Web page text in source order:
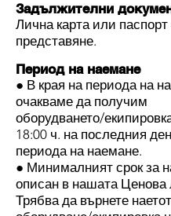
Задължителни
Лична карта или
представяне.
​Период на наемане
● В края на периода на
очакваме да получим
оборудването/
18:00 ч. на последния
периода на наемане.
● Минималният срок за
описан в нашата Ценова
Трябва да върнете